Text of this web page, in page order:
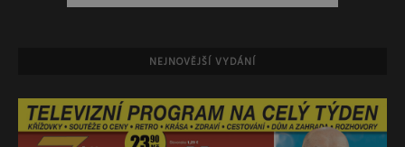
NEJNOVĚJŠÍ VYDÁNÍ